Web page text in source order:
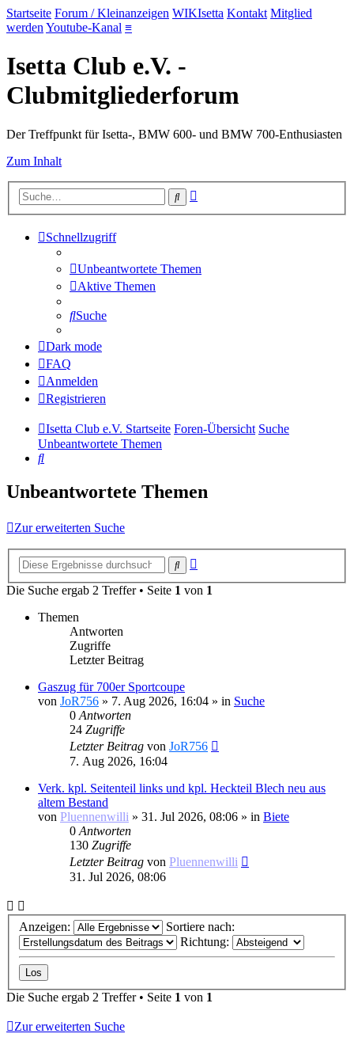
Startseite Forum / Kleinanzeigen WIKIsetta Kontakt Mitglied
werden Youtube-Kanal ≡
Isetta Club e.V. -
Clubmitgliederforum
Der Treffpunkt für Isetta-, BMW 600- und BMW 700-Enthusiasten
Zum Inhalt
Suche
Schnellzugriff
Unbeantwortete Themen
Aktive Themen
Suche
Dark mode
FAQ
Anmelden
Registrieren
Isetta Club e.V. Startseite Foren-Übersicht Suche
Unbeantwortete Themen
Suche
Unbeantwortete Themen
Zur erweiterten Suche
Suche
Die Suche ergab 2 Treffer • Seite 1 von 1
Themen
Antworten
Zugriffe
Letzter Beitrag
Gaszug für 700er Sportcoupe
von JoR756 » 7. Aug 2026, 16:04 » in Suche
0 Antworten
24 Zugriffe
Letzter Beitrag von JoR756
7. Aug 2026, 16:04
Verk. kpl. Seitenteil links und kpl. Heckteil Blech neu aus
altem Bestand
von Pluennenwilli » 31. Jul 2026, 08:06 » in Biete
0 Antworten
130 Zugriffe
Letzter Beitrag von Pluennenwilli
31. Jul 2026, 08:06
Anzeigen:
Sortiere nach:
Richtung:
Die Suche ergab 2 Treffer • Seite 1 von 1
Zur erweiterten Suche